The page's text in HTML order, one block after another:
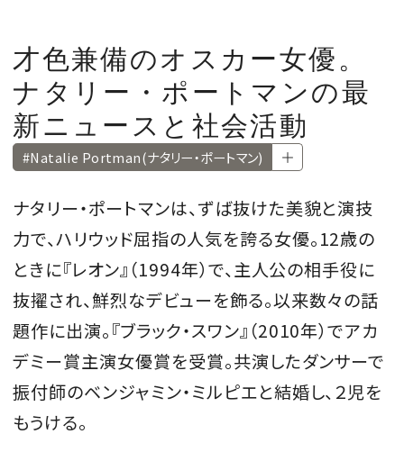
LIFESTYLE
CULTURE
COLLECTION
WEDDING
FORTUNE
SDGs
才色兼備のオスカー女優。
ナタリー・ポートマンの最
新ニュースと社会活動
#Natalie Portman(ナタリー・ポートマン)
ナタリー・ポートマンは、ずば抜けた美貌と演技
力で、ハリウッド屈指の人気を誇る女優。12歳の
ときに『レオン』（1994年）で、主人公の相手役に
抜擢され、鮮烈なデビューを飾る。以来数々の話
題作に出演。『ブラック・スワン』（2010年）でアカ
デミー賞主演女優賞を受賞。共演したダンサーで
振付師のベンジャミン・ミルピエと結婚し、２児を
もうける。